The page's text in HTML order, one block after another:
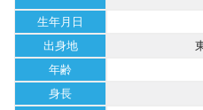
生年月日
出身地
年齢
身長